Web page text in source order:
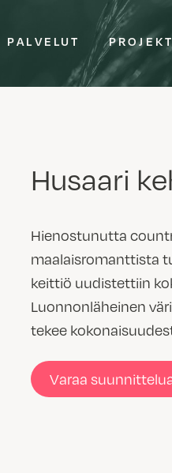
PALVELUT
Husaari
Hienostunutta
maalaisromanttista
keittiö uudistettiin
Luonnonläheinen
tekee
Varaa